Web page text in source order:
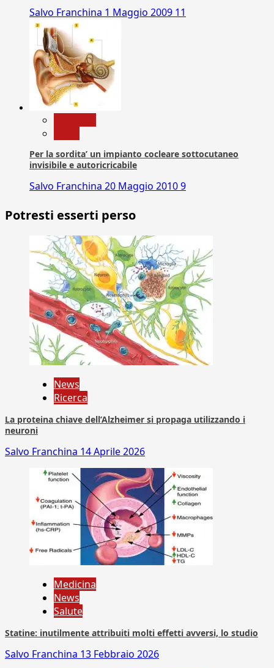
Salvo Franchina 1 Maggio 2009 11
Per la sordita’ un impianto cocleare sottocutaneo
invisibile e autoricricabile
Salvo Franchina 20 Maggio 20109
Potresti esserti perso
News
Ricerca
La proteina chiave dell’Alzheimer si propaga utilizzando i
neuroni
Salvo Franchina 14 Aprile 2026
Medicina
News
Salute
Statine: inutilmente attribuiti molti effetti avversi, lo studio
Salvo Franchina 13 Febbraio 2026